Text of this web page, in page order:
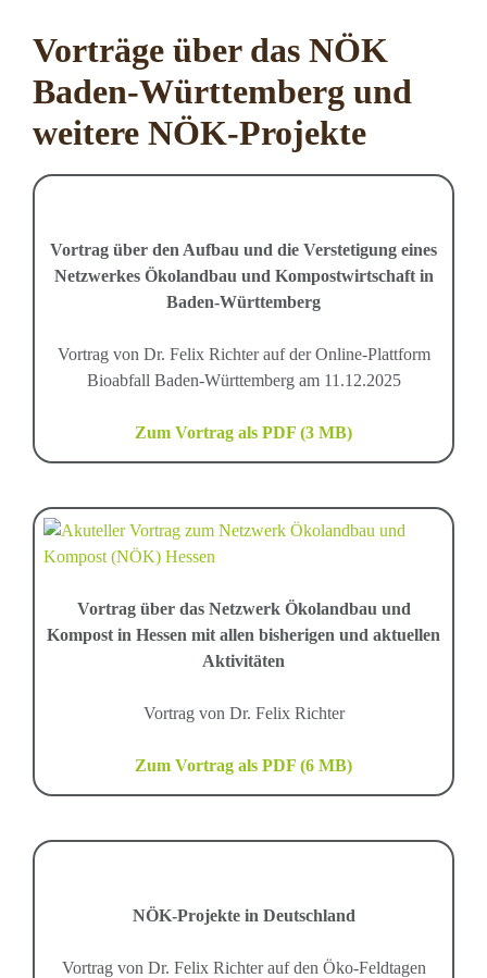
Vorträge über das NÖK
Baden-Württemberg und
weitere NÖK-Projekte
Vortrag über den Aufbau und die Verstetigung eines
Netzwerkes Ökolandbau und Kompostwirtschaft in
Baden-Württemberg
Vortrag von Dr. Felix Richter auf der Online-Plattform
Bioabfall Baden-Württemberg am 11.12.2025
Zum Vortrag als PDF (3 MB)
Vortrag über das Netzwerk Ökolandbau und
Kompost in Hessen mit allen bisherigen und aktuellen
Aktivitäten
Vortrag von Dr. Felix Richter
Zum Vortrag als PDF (6 MB)
NÖK-Projekte in Deutschland
Vortrag von Dr. Felix Richter auf den Öko-Feldtagen